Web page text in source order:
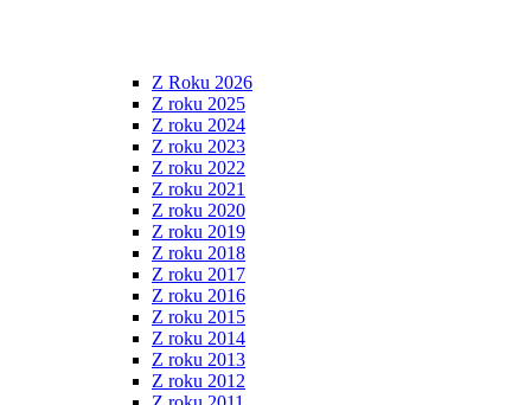
Z Roku 2026
Z roku 2025
Z roku 2024
Z roku 2023
Z roku 2022
Z roku 2021
Z roku 2020
Z roku 2019
Z roku 2018
Z roku 2017
Z roku 2016
Z roku 2015
Z roku 2014
Z roku 2013
Z roku 2012